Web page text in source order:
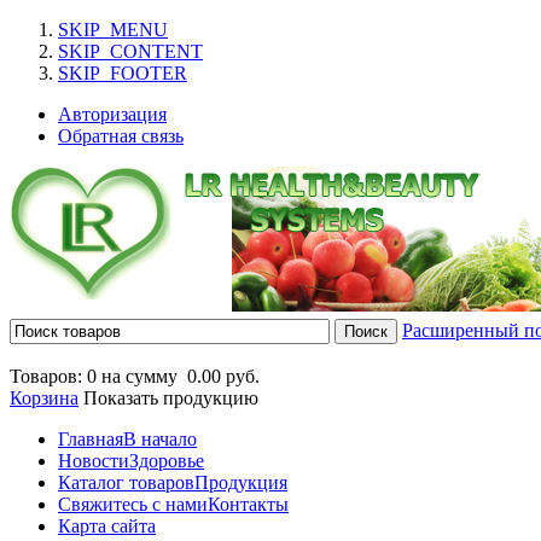
SKIP_MENU
SKIP_CONTENT
SKIP_FOOTER
Авторизация
Обратная связь
Расширенный
Товаров: 0 на сумму 0.00 руб.
Корзина Показать продукцию
ГлавнаяВ начало
НовостиЗдоровье
Каталог товаровПродукция
Свяжитесь с намиКонтакты
Карта сайта